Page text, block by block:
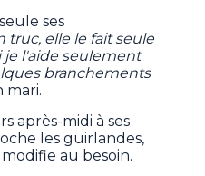
ses
truc, elle le fait seule
je l'aide seulement
branchements
mari.
après-midi à ses
les guirlandes,
au besoin.